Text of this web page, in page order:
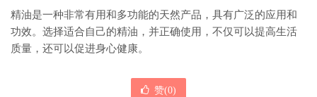
精油是一种非常有用和多功能的天然产品，具有广泛的应用和
功效。选择适合自己的精油，并正确使用，不仅可以提高生活
质量，还可以促进身心健康。
赞(0)